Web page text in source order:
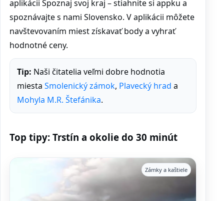
aplikácii Spoznaj svoj kraj – stiahnite si appku a
spoznávajte s nami Slovensko. V aplikácii môžete
navštevovaním miest získavať body a vyhrať
hodnotné ceny.
Tip: Naši čitatelia veľmi dobre hodnotia
miesta Smolenický zámok, Plavecký hrad a
Mohyla M.R. Štefánika.
Top tipy: Trstín a okolie do 30 minút
Zámky a kaštiele